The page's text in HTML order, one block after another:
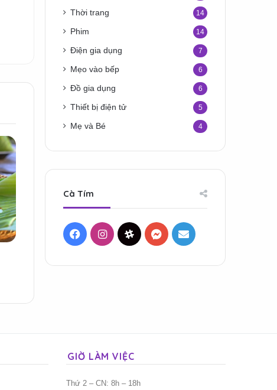
Thời trang 14
Phim 14
Điện gia dụng 7
Mẹo vào bếp 6
Đồ gia dụng 6
Thiết bị điện tử 5
Mẹ và Bé 4
Cà Tím
FacebookInstagramThreadsMessenger
Mail
GIỜ LÀM VIỆC
Thứ 2 – CN: 8h – 18h